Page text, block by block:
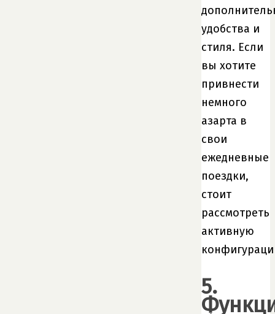
удобства и
стиля. Если
вы хотите
привнести
немного
азарта в
свои
ежедневные
поездки,
стоит
рассмотреть
активную
5.